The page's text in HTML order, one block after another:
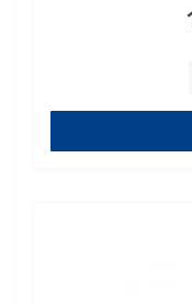
которые выглядят